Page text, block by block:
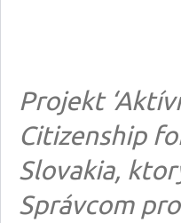
Projekt
Citizenship
Slovakia,
Správcom